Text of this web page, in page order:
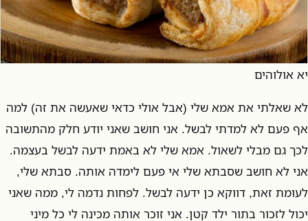
יא אולוהים
לא שאלתי את אמא שלי (אבל אולי כדאי שאעשה את זה) למה
אף פעם לא למדתי לבשל. אני חושב שאני יודע חלק מהתשובה
לכך גם מבלי לשאול. אמא שלי לא באמת ידעה לבשל בעצמה.
אני לא חושב שסבתא שלי אי פעם לימדה אותה. סבתא שלי,
לעומת זאת, דווקא כן ידעה לבשל. לפחות נדמה לי, ממה שאני
יכול לזכור בתור ילד קטן. אני זוכר אותה מכינה לי כל מיני